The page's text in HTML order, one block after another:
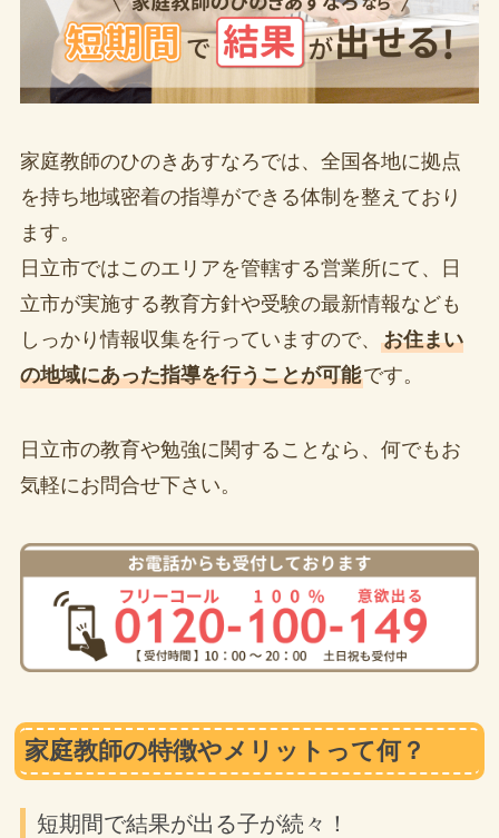
家庭教師のひのきあすなろでは、全国各地に拠点
を持ち地域密着の指導ができる体制を整えており
ます。
日立市ではこのエリアを管轄する営業所にて、日
立市が実施する教育方針や受験の最新情報なども
しっかり情報収集を行っていますので、 お住まい
の地域にあった指導を行うことが可能です。
日立市の教育や勉強に関することなら、何でもお
気軽にお問合せ下さい。
家庭教師の特徴やメリットって何？
短期間で結果が出る子が続々！